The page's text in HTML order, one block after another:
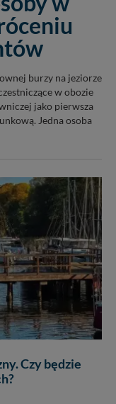
burzy na jeziorze
w obozie
jako pierwsza
Jedna osoba
Czy będzie